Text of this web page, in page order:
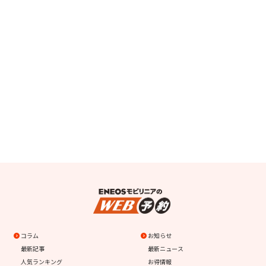
コラム
最新記事
人気ランキング
お知らせ
最新ニュース
お得情報